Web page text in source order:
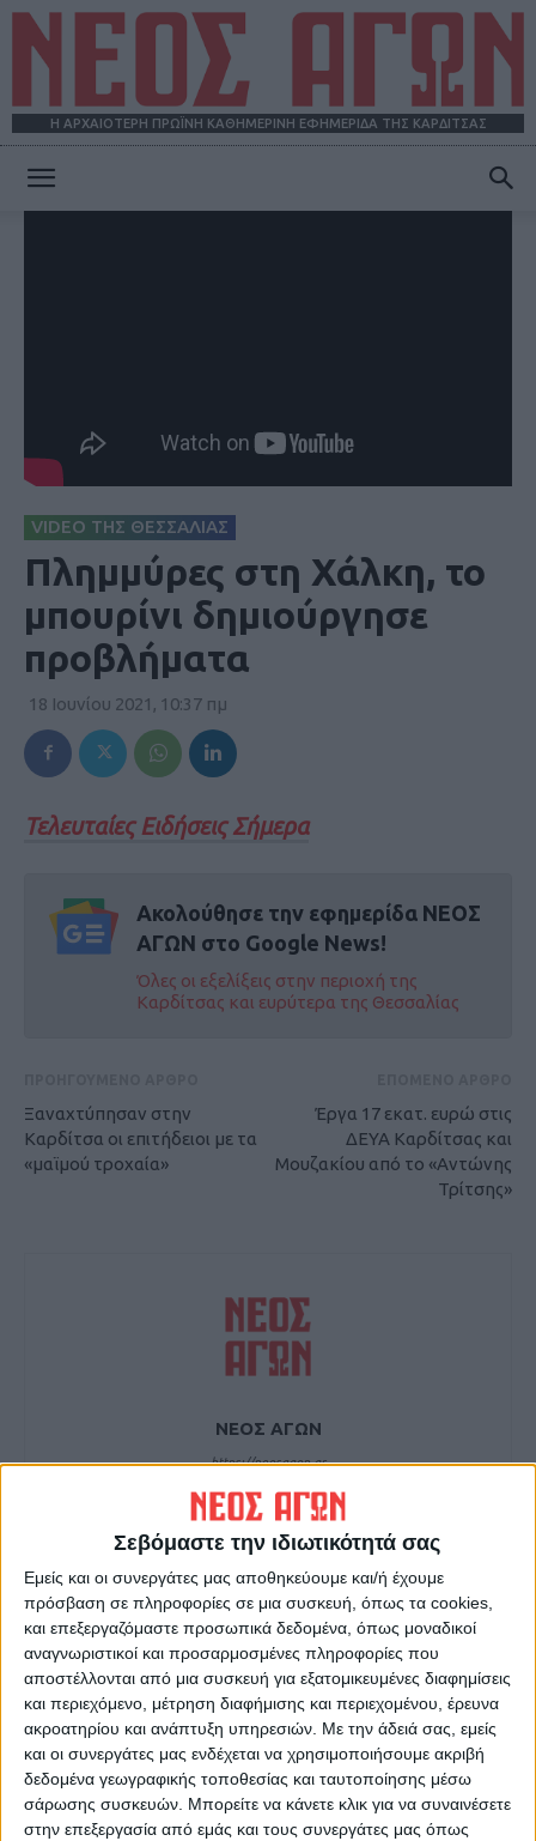
Σεβόμαστε την ιδιωτικότητά σας
Εμείς και οι συνεργάτες μας αποθηκεύουμε και/ή έχουμε
πρόσβαση σε πληροφορίες σε μια συσκευή, όπως τα cookies,
και επεξεργαζόμαστε προσωπικά δεδομένα, όπως μοναδικοί
αναγνωριστικοί και προσαρμοσμένες πληροφορίες που
αποστέλλονται από μια συσκευή για εξατομικευμένες διαφημίσεις
και περιεχόμενο, μέτρηση διαφήμισης και περιεχομένου, έρευνα
ακροατηρίου και ανάπτυξη υπηρεσιών. Με την άδειά σας, εμείς
και οι συνεργάτες μας ενδέχεται να χρησιμοποιήσουμε ακριβή
δεδομένα γεωγραφικής τοποθεσίας και ταυτοποίησης μέσω
σάρωσης συσκευών. Μπορείτε να κάνετε κλικ για να συναινέσετε
στην επεξεργασία από εμάς και τους συνεργάτες μας όπως
Η ΑΡΧΑΙΟΤΕΡΗ ΠΡΩΪΝΗ ΚΑΘΗΜΕΡΙΝΗ ΕΦΗΜΕΡΙΔΑ ΤΗΣ ΚΑΡΔΙΤΣΑΣ
VIDEO ΤΗΣ ΘΕΣΣΑΛΙΑΣ
Πλημμύρες στη Χάλκη, το
μπουρίνι δημιούργησε
προβλήματα
18 Ιουνίου 2021, 10:37 πμ
Τελευταίες Ειδήσεις Σήμερα
Ακολούθησε την εφημερίδα ΝΕΟΣ
ΑΓΩΝ στο Google News!
Όλες οι εξελίξεις στην περιοχή της
Καρδίτσας και ευρύτερα της Θεσσαλίας
Ξαναχτύπησαν στην
Καρδίτσα οι επιτήδειοι με τα
«μαϊμού τροχαία»
Έργα 17 εκατ. ευρώ στις
ΔΕΥΑ Καρδίτσας και
Μουζακίου από το «Αντώνης
Τρίτσης»
ΝΕΟΣ ΑΓΩΝ
https://neosagon.gr
Η Αρχαιότερη Καθημερινή Πρωινή Εφημερίδα της Καρδίτσας
ΠΑΡΟΜΟΙΑ ΑΡΘΡΑ